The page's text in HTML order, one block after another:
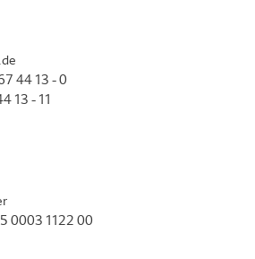
44 13 - 0
13 - 11
0003 1122 00